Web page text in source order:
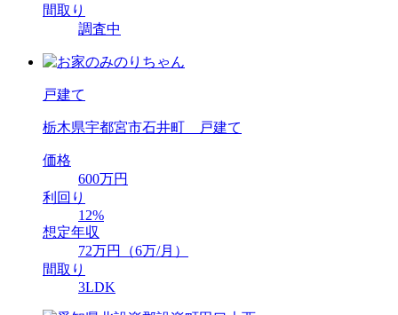
間取り
調査中
戸建て
栃木県宇都宮市石井町 戸建て
価格
600万円
利回り
12%
想定年収
72万円（6万/月）
間取り
3LDK